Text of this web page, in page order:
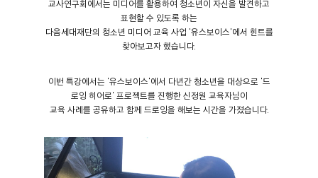
교사연구회에서는 미디어를 활용하여 청소년이 자신을 발견하고
표현할 수 있도록 하는
다음세대재단의 청소년 미디어 교육 사업 '유스보이스'에서 힌트를
찾아보고자 했습니다.
이번 특강에서는 '유스보이스'에서 다년간 청소년을 대상으로 '드
로잉 히어로' 프로젝트를 진행한 신정원 교육자님이
교육 사례를 공유하고 함께 드로잉을 해보는 시간을 가졌습니다.